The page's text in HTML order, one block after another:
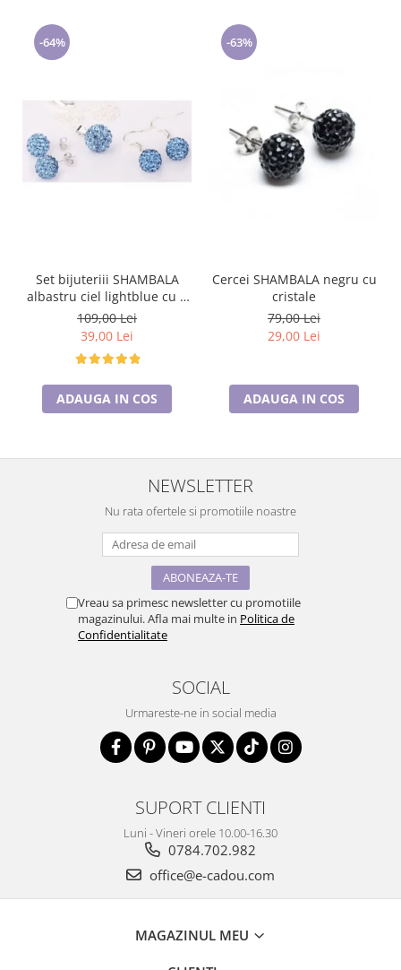
-64%
Set bijuteriii SHAMBALA
albastru ciel lightblue cu 2
perechi de cercei cu cristale
109,00 Lei
39,00 Lei
ADAUGA IN COS
-63%
Cercei SHAMBALA negru cu
cristale
79,00 Lei
29,00 Lei
ADAUGA IN COS
NEWSLETTER
Nu rata ofertele si promotiile noastre
Vreau sa primesc newsletter cu promotiile
magazinului. Afla mai multe in Politica de
Confidentialitate
SOCIAL
Urmareste-ne in social media
SUPORT CLIENTI
Luni - Vineri orele 10.00-16.30
0784.702.982
office@e-cadou.com
MAGAZINUL MEU